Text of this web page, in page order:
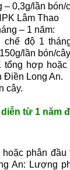
– 0,3g/lần
Lâm Thao
– 1 năm:
chế độ 1
lần bón/
tổng hợp hoặc
Điền Long An.
cây.
từ 1 năm
phân đầu
An: Lượng